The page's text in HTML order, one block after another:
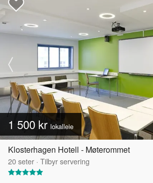
1 500 kr lokalleie
Klosterhagen Hotell - Møterommet
20seter · Tilbyr servering